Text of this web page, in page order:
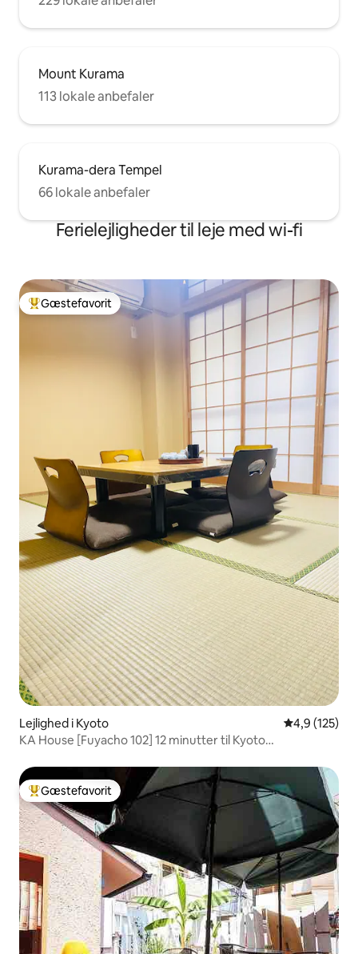
Mount Kurama
113 lokale anbefaler
Kurama-dera Tempel
66 lokale anbefaler
Ferielejligheder til leje med wi-fi
Bedste gæstefavorit
Gæstefavorit
Lejlighed i Kyoto 4,9 ud af 5 i
4,9 (125)
KA House [Fuyacho 102] 12 minutter til Kyoto
Line‧4 minutter til Keihan Main Line
Bedste gæstefavorit
Gæstefavorit